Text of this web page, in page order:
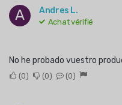
A Andres L.
Achat vérifié
No he probado vuestro
0 0 0